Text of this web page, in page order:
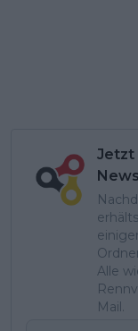
Jetzt
Alle
Mail.